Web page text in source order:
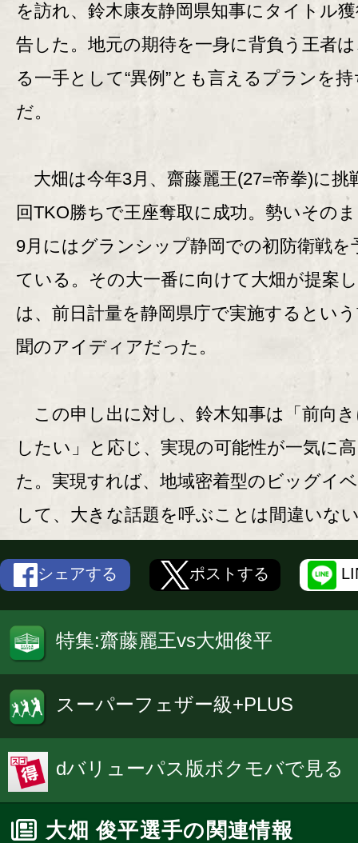
を訪れ、鈴木康友静岡県知事にタイトル
告した。地元の期待を一身に背負う王者
る一手として“異例”とも言えるプランを
だ。
大畑は今年3月、齋藤麗王(27=帝拳)に挑
回TKO勝ちで王座奪取に成功。勢いその
9月にはグランシップ静岡での初防衛戦を
ている。その大一番に向けて大畑が提案
は、前日計量を静岡県庁で実施するとい
聞のアイディアだった。
この申し出に対し、鈴木知事は「前向
したい」と応じ、実現の可能性が一気に
た。実現すれば、地域密着型のビッグイ
して、大きな話題を呼ぶことは間違いな
シェアする ポストする
特集:齋藤麗王vs大畑俊平
スーパーフェザー級+PLUS
dバリューパス版ボクモバで見る
大畑 俊平選手の関連情報